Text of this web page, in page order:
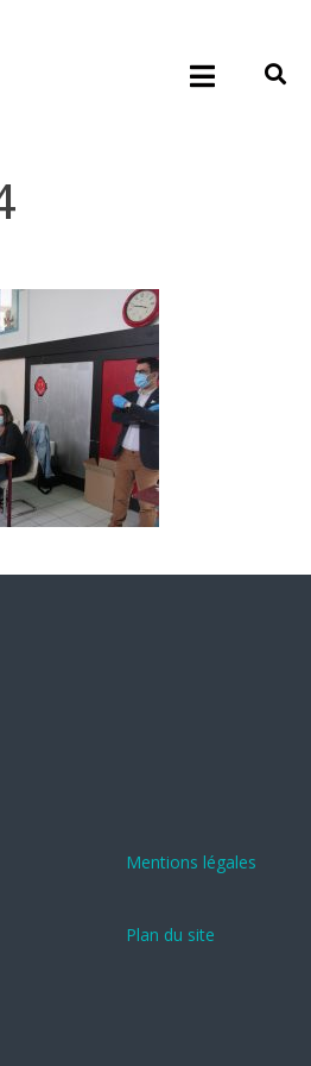
Mentions légales
Plan du site